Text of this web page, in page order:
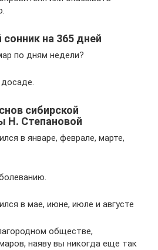
на 365 дней
по дням недели?
сибирской
Н. Степановой
в январе, феврале, марте,
в мае, июне, июле и августе
обществе,
наяву вы никогда еще так